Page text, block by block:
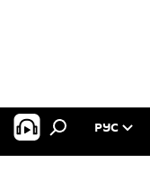
РУС